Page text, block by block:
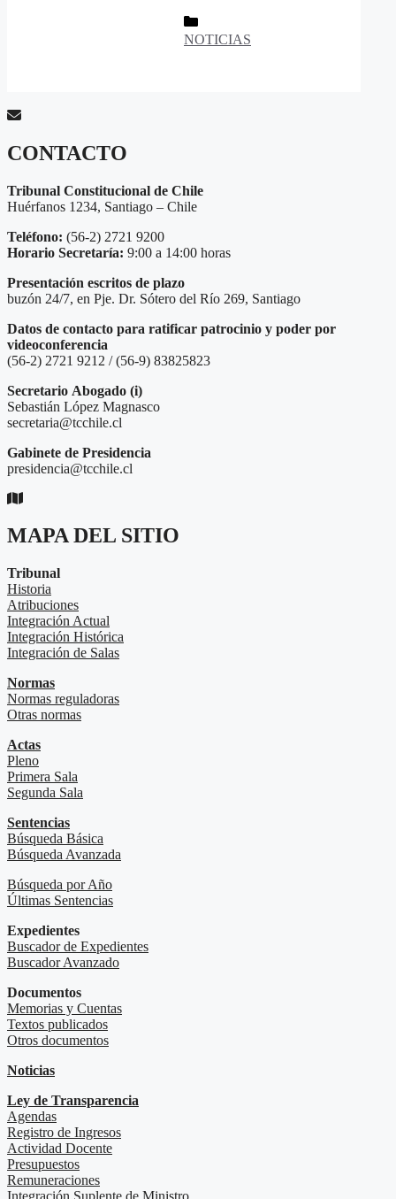
Categorías
NOTICIAS
CONTACTO
Tribunal Constitucional de Chile
Huérfanos 1234, Santiago – Chile
Teléfono: (56-2) 2721 9200
Horario Secretaría: 9:00 a 14:00 horas
Presentación escritos de plazo
buzón 24/7, en Pje. Dr. Sótero del Río 269, Santiago
Datos de contacto para ratificar patrocinio y poder por
videoconferencia
(56-2) 2721 9212 / (56-9) 83825823
Secretario Abogado (i)
Sebastián López Magnasco
secretaria@tcchile.cl
Gabinete de Presidencia
presidencia@tcchile.cl
MAPA DEL SITIO
Tribunal
Historia
Atribuciones
Integración Actual
Integración Histórica
Integración de Salas
Normas
Normas reguladoras
Otras normas
Actas
Pleno
Primera Sala
Segunda Sala
Sentencias
Búsqueda Básica
Búsqueda Avanzada
Búsqueda por Año
Últimas Sentencias
Expedientes
Buscador de Expedientes
Buscador Avanzado
Documentos
Memorias y Cuentas
Textos publicados
Otros documentos
Noticias
Ley de Transparencia
Agendas
Registro de Ingresos
Actividad Docente
Presupuestos
Remuneraciones